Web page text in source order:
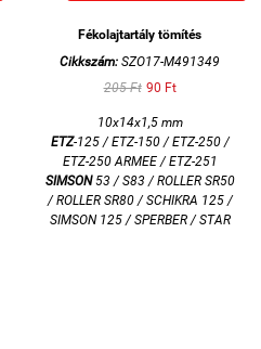
Fékolajtartály tömítés
Cikkszám: SZO17-M491349
205 Ft 90 Ft
10x14x1,5 mm
ETZ-125 / ETZ-150 / ETZ-250 /
ETZ-250 ARMEE / ETZ-251
SIMSON53 / S83 / ROLLER SR50
/ ROLLER SR80 / SCHIKRA 125 /
SIMSON 125 / SPERBER / STAR